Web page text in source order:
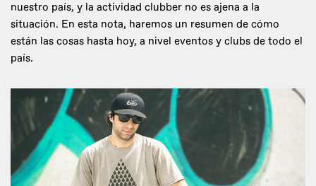
nuestro país, y la actividad clubber no es ajena a la
situación. En esta nota, haremos un resumen de cómo
están las cosas hasta hoy, a nivel eventos y clubs de todo el
país.